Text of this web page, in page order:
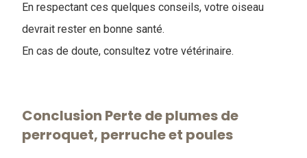
En respectant ces quelques conseils, votre oiseau
devrait rester en bonne santé.
En cas de doute, consultez votre vétérinaire.
Conclusion Perte de plumes de
perroquet, perruche et poules